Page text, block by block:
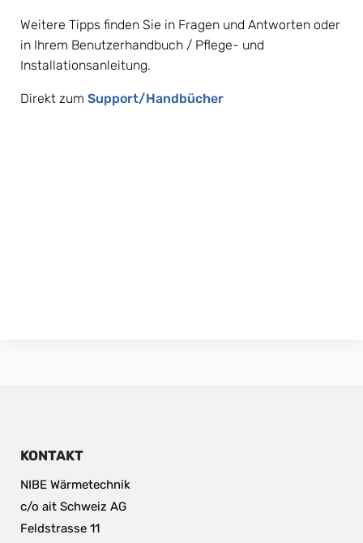
Weitere Tipps finden Sie in Fragen und Antworten oder
in Ihrem Benutzerhandbuch / Pflege- und
Installationsanleitung.
Direkt zum Support/Handbücher
KONTAKT
NIBE Wärmetechnik
c/o ait Schweiz AG
Feldstrasse 11